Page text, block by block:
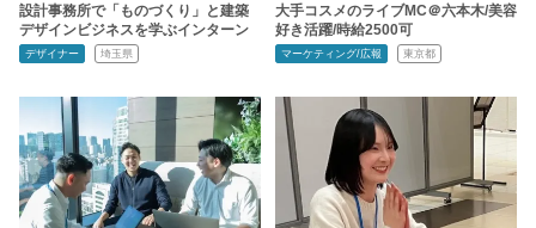
設計事務所で「ものづくり」と建築
デザインビジネスを学ぶインターン
デザイナー 埼玉県
大手コスメのライブMC＠六本木/美容
好き活躍/時給2500可
マーケティング/広報 東京都